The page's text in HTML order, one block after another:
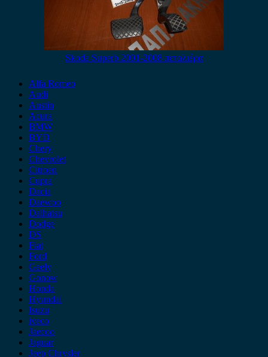
Skoda Superb 2001-2008 πεταλιέρα
Alfa Romeo
Audi
Austin
Acura
BMW
BYD
Chery
Chevrolet
Citroen
Cupra
Dacia
Daewoo
Daihatsu
Dodge
DS
Fiat
Ford
Geely
Gonow
Honda
Hyundai
Isuzu
iveco
Jaecoo
Jaguar
Jeep Chrysler